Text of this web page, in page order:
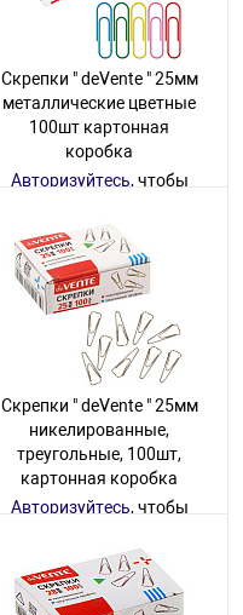
Скрепки " deVente " 25мм
металлические цветные
100шт картонная
коробка
Авторизуйтесь, чтобы
720 товаров
Скрепки " deVente " 25мм
никелированные,
треугольные, 100шт,
картонная коробка
Авторизуйтесь, чтобы
204 товара